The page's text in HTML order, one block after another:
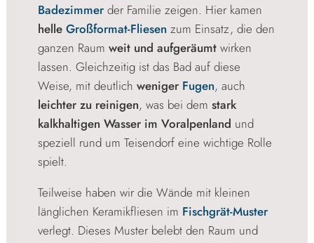
Badezimmerder Familie zeigen. Hier kamen
helle Großformat-Fliesen zum Einsatz, die den
ganzen Raum weit und aufgeräumtwirken
lassen. Gleichzeitig ist das Bad auf diese
Weise, mit deutlich weniger Fugen, auch
leichter zu reinigen, was bei dem stark
kalkhaltigen Wasser im Voralpenland und
speziell rund um Teisendorf eine wichtige Rolle
spielt.
Teilweise haben wir die Wände mit kleinen
länglichen Keramikfliesen im Fischgrät-Muster
verlegt. Dieses Muster belebt den Raum und